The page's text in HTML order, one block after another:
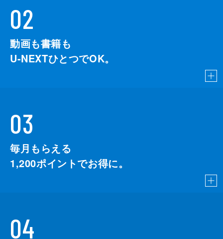
02
動画も書籍も
U-NEXTひとつでOK。
03
毎月もらえる
1,200ポイントでお得に。
04